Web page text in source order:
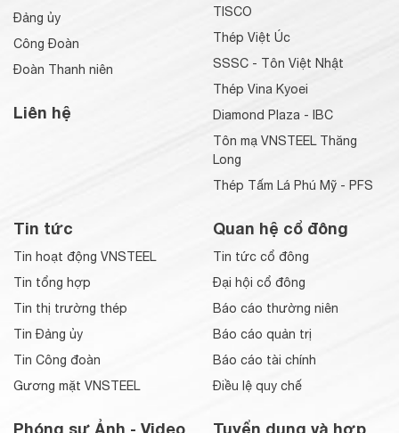
Đảng ủy
Công Đoàn
Đoàn Thanh niên
Liên hệ
TISCO
Thép Việt Úc
SSSC - Tôn Việt Nhật
Thép Vina Kyoei
Diamond Plaza - IBC
Tôn mạ VNSTEEL Thăng
Long
Thép Tấm Lá Phú Mỹ - PFS
Tin tức
Tin hoạt động VNSTEEL
Tin tổng hợp
Tin thị trường thép
Tin Đảng ủy
Tin Công đoàn
Gương mặt VNSTEEL
Phóng sự Ảnh - Video
Quan hệ cổ đông
Tin tức cổ đông
Đại hội cổ đông
Báo cáo thường niên
Báo cáo quản trị
Báo cáo tài chính
Điều lệ quy chế
Tuyển dụng và hợp